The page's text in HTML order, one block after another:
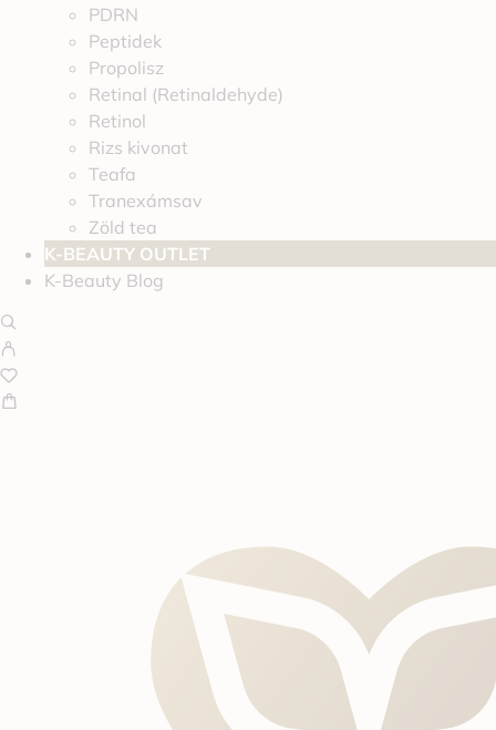
PDRN
Peptidek
Propolisz
Retinal (Retinaldehyde)
Retinol
Rizs kivonat
Teafa
Tranexámsav
Zöld tea
K-BEAUTY OUTLET
K-Beauty Blog